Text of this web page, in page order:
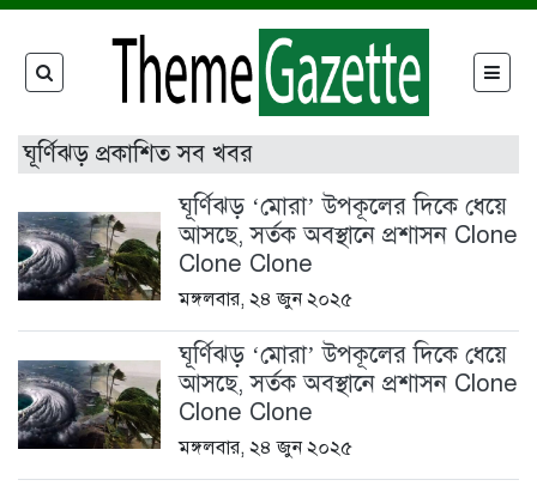
ঘূর্ণিঝড় প্রকাশিত সব খবর
ঘূর্ণিঝড় ‘মোরা’ উপকূলের দিকে ধেয়ে
আসছে, সর্তক অবস্থানে প্রশাসন Clone
Clone Clone
মঙ্গলবার, ২৪ জুন ২০২৫
ঘূর্ণিঝড় ‘মোরা’ উপকূলের দিকে ধেয়ে
আসছে, সর্তক অবস্থানে প্রশাসন Clone
Clone Clone
মঙ্গলবার, ২৪ জুন ২০২৫